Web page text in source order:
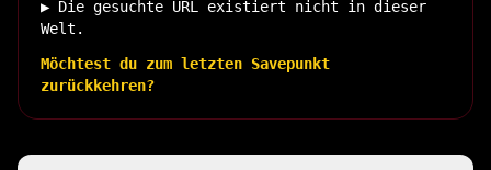
▶ Die gesuchte URL existiert nicht in dieser
Welt.
Möchtest du zum letzten Savepunkt
zurückkehren?